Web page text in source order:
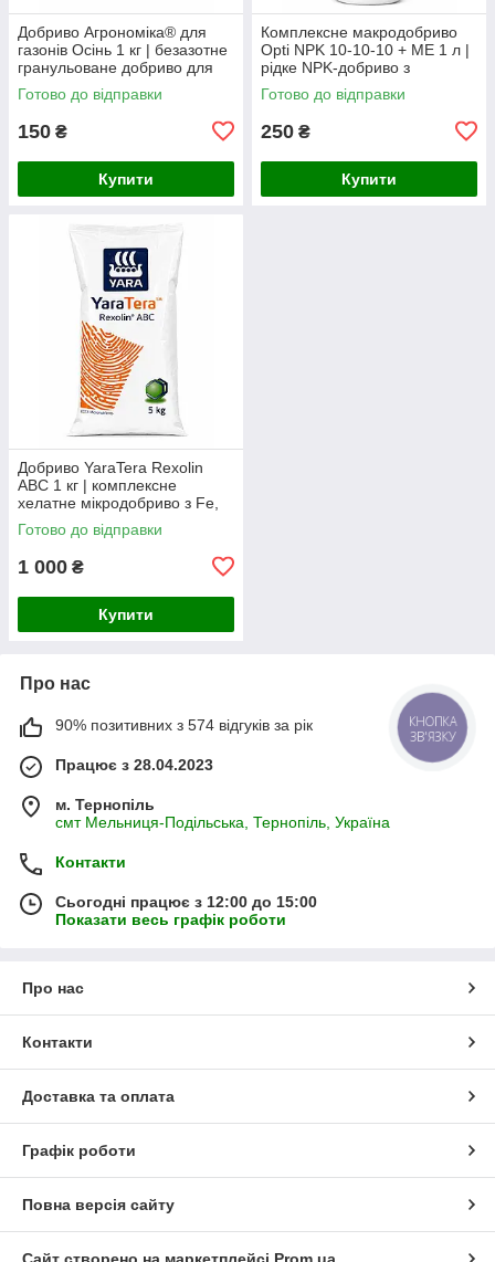
Добриво Агрономіка® для
газонів Осінь 1 кг | безазотне
гранульоване добриво для
підготовки газону
Готово до відправки
150 ₴
Купити
Комплексне макродобриво
Opti NPK 10-10-10 + ME 1 л |
рідке NPK-добриво з
фосфітами та хелатними
мікроелементами для
Готово до відправки
250 ₴
Купити
Добриво YaraTera Rexolin
ABC 1 кг | комплексне
хелатне мікродобриво з Fe,
Mn, Zn, Cu, Mg, B та Mo
Готово до відправки
1 000 ₴
Купити
Про нас
90% позитивних з 574 відгуків за рік
Працює з 28.04.2023
м. Тернопіль
смт Мельниця-Подільська, Тернопіль, Україна
Контакти
Сьогодні працює з 12:00 до 15:00
Показати весь графік роботи
Про нас
Контакти
Доставка та оплата
Графік роботи
Повна версія сайту
КНОПКА
ЗВ'ЯЗКУ